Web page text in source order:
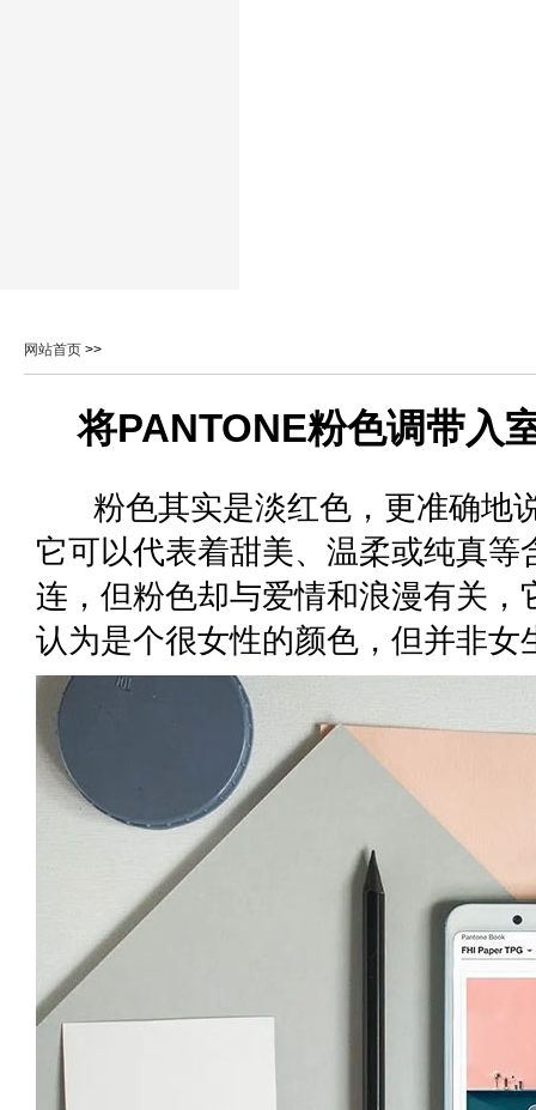
网站首页 >>
将PANTONE粉色调带入
粉色其实是淡红色，更准确地
它可以代表着甜美、温柔或纯真等
连，但粉色却与爱情和浪漫有关
认为是个很女性的颜色，但并非